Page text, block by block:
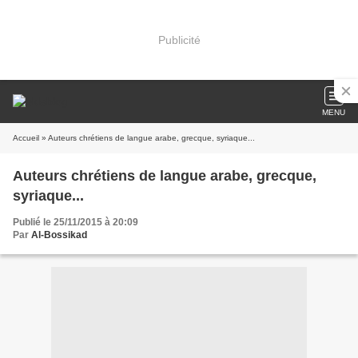
Publicité
MENU
Accueil » Auteurs chrétiens de langue arabe, grecque, syriaque...
Auteurs chrétiens de langue arabe, grecque,
syriaque...
Publié le 25/11/2015 à 20:09
Par Al-Bossikad